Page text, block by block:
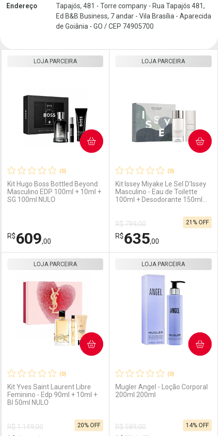
Endereço
Tapajós, 481 - Torre company - Rua Tapajós 481,
Ed B&B Business, 7 andar - Vila Brasília - Aparecida
de Goiânia - GO / CEP 74905700
(0)
Kit Hugo Boss Bottled Beyond
Masculino EDP 100ml + 10ml +
SG 100ml NULO
LOJA PARCEIRA
R$609,00
COMPRAR
Laboratório
Por Menos
Comprar sem Desconto
(0)
Kit Issey Miyake Le Sel D'Issey
Masculino - Eau de Toilette
100ml + Desodorante 150ml
LOJA PARCEIRA
R$ 799,00
R$635,00
21% OFF
COMPRAR
Laboratório
Por Menos
Comprar sem Desconto
(0)
Kit Yves Saint Laurent Libre
Feminino - Edp 90ml + 10ml +
Bl 50ml NULO
LOJA PARCEIRA
R$ 1.149,00
20% OFF
COMPRAR
(0)
Mugler Angel - Loção Corporal
200ml 200ml
LOJA PARCEIRA
R$ 589,00
14% OFF
COMPRAR